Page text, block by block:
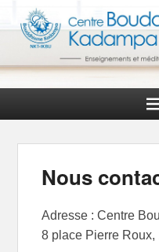
Nous
Adresse : Centre
8 place Pierre